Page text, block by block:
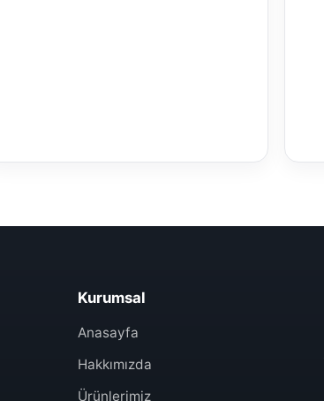
Kurumsal
Anasayfa
Hakkımızda
Ürünlerimiz